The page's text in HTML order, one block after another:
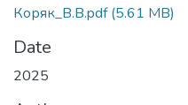
Коряк_В.В.pdf(5.61 MB)
Date
2025